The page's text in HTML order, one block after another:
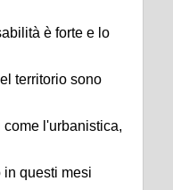
è forte e lo
territorio sono
l'urbanistica,
in questi mesi